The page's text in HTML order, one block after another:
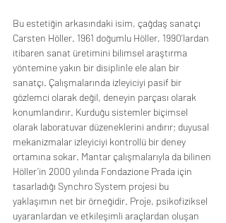
Bu estetiğin arkasındaki isim, çağdaş sanatçı
Carsten Höller. 1961 doğumlu Höller, 1990’lardan
itibaren sanat üretimini bilimsel araştırma
yöntemine yakın bir disiplinle ele alan bir
sanatçı. Çalışmalarında izleyiciyi pasif bir
gözlemci olarak değil, deneyin parçası olarak
konumlandırır. Kurduğu sistemler biçimsel
olarak laboratuvar düzeneklerini andırır; duyusal
mekanizmalar izleyiciyi kontrollü bir deney
ortamına sokar. Mantar çalışmalarıyla da bilinen
Höller’in 2000 yılında Fondazione Prada için
tasarladığı Synchro System projesi bu
yaklaşımın net bir örneğidir. Proje, psikofiziksel
uyaranlardan ve etkileşimli araçlardan oluşan